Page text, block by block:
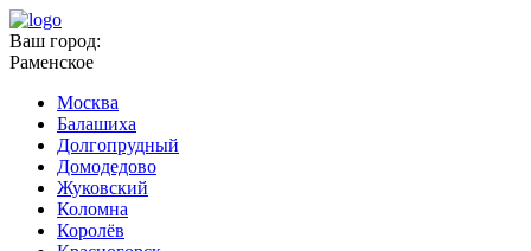
Ваш город:
Раменское
Москва
Балашиха
Долгопрудный
Домодедово
Жуковский
Коломна
Королёв